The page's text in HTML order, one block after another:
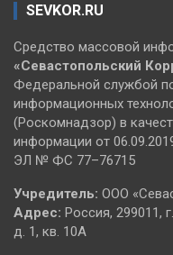
SEVKOR.RU
Средство массовой
«Севастопольский
Федеральной службой
информационных
(Роскомнадзор) в
информации от
ЭЛ № ФС 77–76715
Учредитель: ООО
Адрес: Россия, 299011,
д. 1, кв. 10А